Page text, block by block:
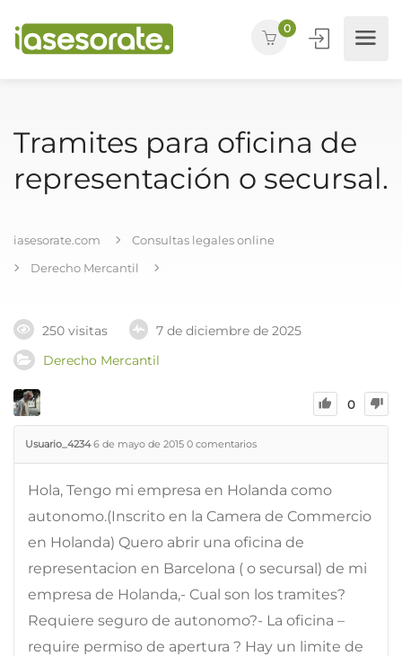
0
Tramites para oficina de
representación o secursal.
iasesorate.com
Consultas legales online
Derecho Mercantil
250 visitas
7 de diciembre de 2025
Derecho Mercantil
0
Usuario_4234 6 de mayo de 2015 0 comentarios
Hola, Tengo mi empresa en Holanda como
autonomo.(Inscrito en la Camera de Commercio
en Holanda) Quero abrir una oficina de
representacion en Barcelona ( o secursal) de mi
empresa de Holanda,- Cual son los tramites?
Requiere seguro de autonomo?- La oficina –
require permiso de apertura ? Hay un limite de